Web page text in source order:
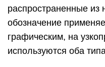
распространенные из
обозначение
графическим, на
используются оба